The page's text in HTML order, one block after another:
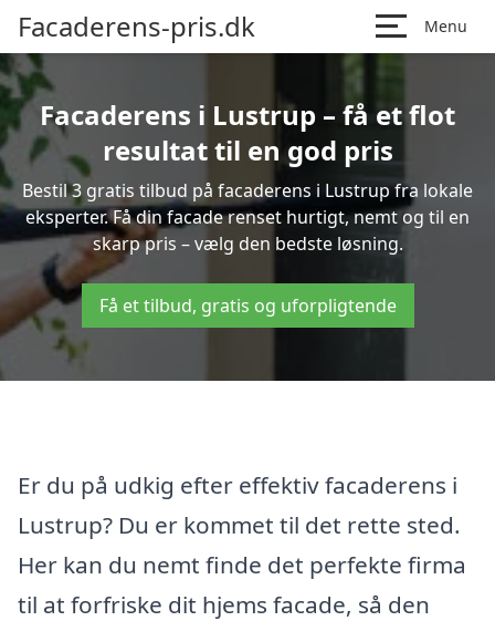
Facaderens-pris.dk Menu
Facaderens i Lustrup – få et flot
resultat til en god pris
Bestil 3 gratis tilbud på facaderens i Lustrup fra lokale
eksperter. Få din facade renset hurtigt, nemt og til en
skarp pris – vælg den bedste løsning.
Få et tilbud, gratis og uforpligtende
Er du på udkig efter effektiv facaderens i
Lustrup? Du er kommet til det rette sted.
Her kan du nemt finde det perfekte firma
til at forfriske dit hjems facade, så den